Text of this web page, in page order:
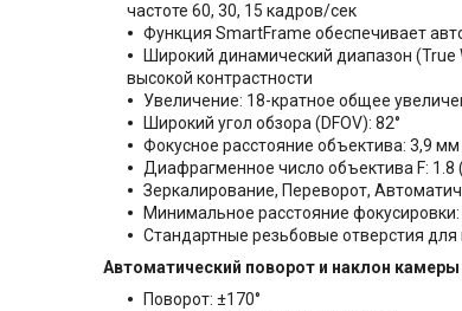
частоте 60, 30, 15 кадров/сек
Функция SmartFrame обеспечивает
Широкий динамический диапазон (True
высокой контрастности
Увеличение: 18-кратное общее
Широкий угол обзора (DFOV): 82°
Фокусное расстояние объектива: 3,9
Диафрагменное число объектива F:
Зеркалирование, Переворот,
Минимальное расстояние фокусировки:
Стандартные резьбовые отверстия
Автоматический поворот и наклон камеры
Поворот: ±170°